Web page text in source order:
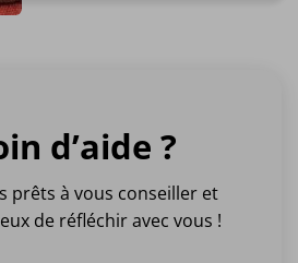
produit
Les
options
peuvent
être
choisies
d’aide ?
prêts à vous conseiller et
de réfléchir avec vous !